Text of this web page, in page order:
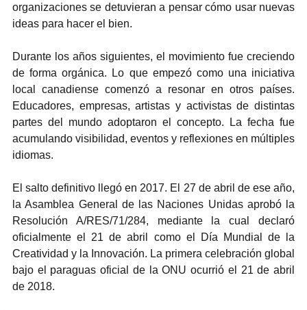
organizaciones se detuvieran a pensar cómo usar nuevas
ideas para hacer el bien.
Durante los años siguientes, el movimiento fue creciendo
de forma orgánica. Lo que empezó como una iniciativa
local canadiense comenzó a resonar en otros países.
Educadores, empresas, artistas y activistas de distintas
partes del mundo adoptaron el concepto. La fecha fue
acumulando visibilidad, eventos y reflexiones en múltiples
idiomas.
El salto definitivo llegó en 2017. El 27 de abril de ese año,
la Asamblea General de las Naciones Unidas aprobó la
Resolución A/RES/71/284, mediante la cual declaró
oficialmente el 21 de abril como el Día Mundial de la
Creatividad y la Innovación. La primera celebración global
bajo el paraguas oficial de la ONU ocurrió el 21 de abril
de 2018.